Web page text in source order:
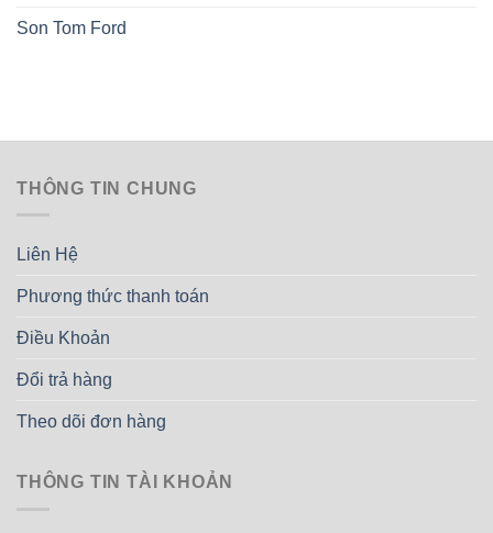
Son Tom Ford
THÔNG TIN CHUNG
Liên Hệ
Phương thức thanh toán
Điều Khoản
Đổi trả hàng
Theo dõi đơn hàng
THÔNG TIN TÀI KHOẢN